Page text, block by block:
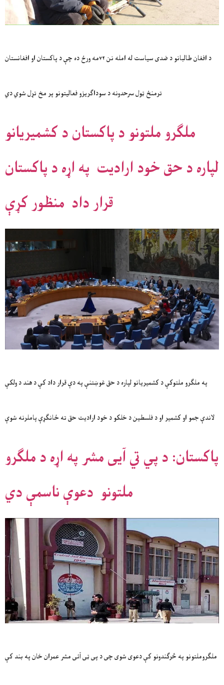
د افغان طالبانو د ضدی سیاست له امله نن ۷۲مه ورځ ده چې د پاکستان او افغانستان
ترمنځ ټول سرحدونه د سوداګریزو فعالیتونو پر مخ تړل شوي دي
ملګرو ملتونو د پاکستان د کشمیریانو
لپاره د حق خود اراديت په اړه د پاکستان
قرار داد منظور کړې
په ملګرو ملتوکې د کشمیریانو لپاره د حق غوښتنې په دې قرار داد کې د هند د ولکې
لاندې جمو او کشمیر او د فلسطین د خلکو د خود ارادیت حق ته ځانګړې پاملرنه شوې
پاکستان: د پي تي آیی مشر په اړه د ملګرو
ملتونو دعوې ناسمې دي
ملګروملتونو په څرګندونو کې دعوی شوی چی د پی ټی آئی مشر عمران خان په بند کې